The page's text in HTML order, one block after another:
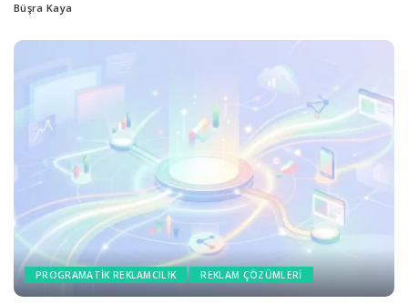
Posted
Büşra Kaya
PROGRAMATIK REKLAMCILIK REKLAM ÇÖZÜMLERI